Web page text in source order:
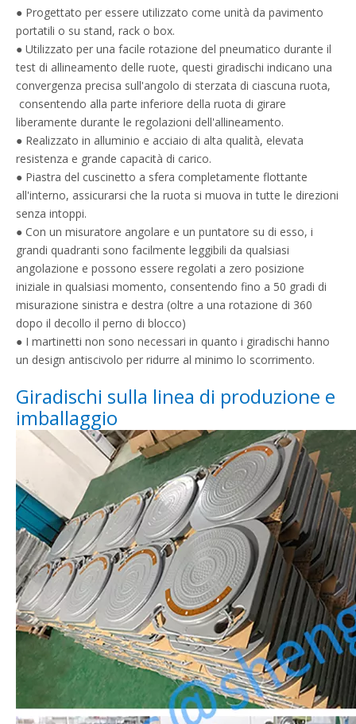
● Progettato per essere utilizzato come unità da pavimento
portatili o su stand, rack o box.
● Utilizzato per una facile rotazione del pneumatico durante il
test di allineamento delle ruote, questi giradischi indicano una
convergenza precisa sull'angolo di sterzata di ciascuna ruota,
consentendo alla parte inferiore della ruota di girare
liberamente durante le regolazioni dell'allineamento.
● Realizzato in alluminio e acciaio di alta qualità, elevata
resistenza e grande capacità di carico.
● Piastra del cuscinetto a sfera completamente flottante
all'interno, assicurarsi che la ruota si muova in tutte le direzioni
senza intoppi.
● Con un misuratore angolare e un puntatore su di esso, i
grandi quadranti sono facilmente leggibili da qualsiasi
angolazione e possono essere regolati a zero posizione
iniziale in qualsiasi momento, consentendo fino a 50 gradi di
misurazione sinistra e destra (oltre a una rotazione di 360
dopo il decollo il perno di blocco)
● I martinetti non sono necessari in quanto i giradischi hanno
un design antiscivolo per ridurre al minimo lo scorrimento.
Giradischi sulla linea di produzione e
imballaggio